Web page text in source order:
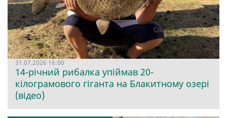
31.07.2026 16:00
14-річний рибалка упіймав 20-
кілограмового гіганта на Блакитному озері
(відео)